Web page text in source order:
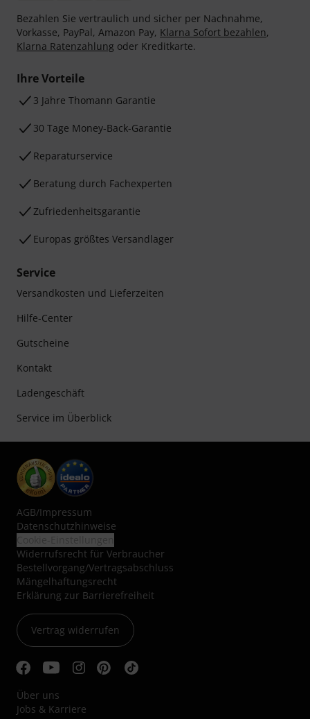
Bezahlen Sie vertraulich und sicher per Nachnahme,
Vorkasse, PayPal, Amazon Pay, Klarna Sofort bezahlen,
Klarna Ratenzahlung oder Kreditkarte.
Ihre Vorteile
3 Jahre Thomann Garantie
30 Tage Money-Back-Garantie
Reparaturservice
Beratung durch Fachexperten
Zufriedenheitsgarantie
Europas größtes Versandlager
Service
Versandkosten und Lieferzeiten
Hilfe-Center
Gutscheine
Kontakt
Ladengeschäft
Service im Überblick
AGB/Impressum
Datenschutzhinweise
Widerrufsrecht für Verbraucher
Bestellvorgang/Vertragsabschluss
Mängelhaftungsrecht
Erklärung zur Barrierefreiheit
Vertrag widerrufen
Über uns
Jobs & Karriere